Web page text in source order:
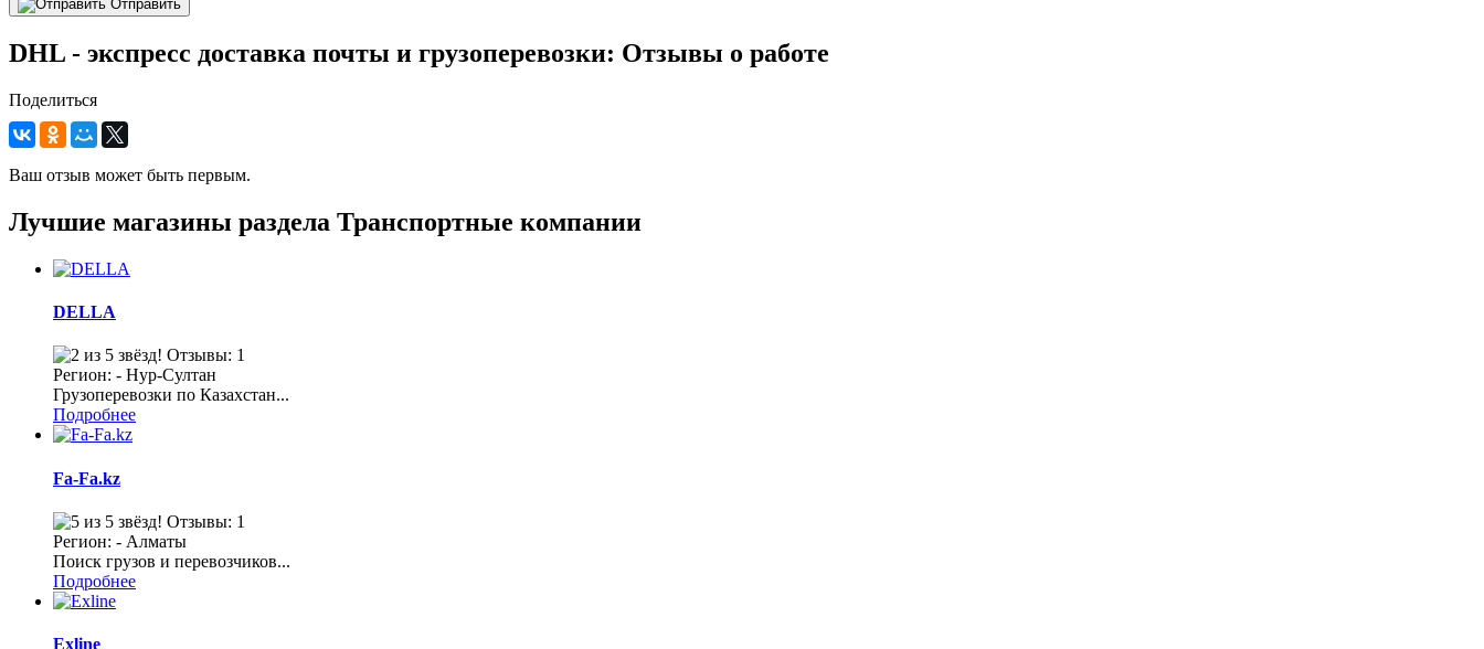
Отправить
DHL - экспресс доставка почты и грузоперевозки: Отзывы о работе
Поделиться
Ваш отзыв может быть первым.
Лучшие магазины раздела Транспортные компании
DELLA
Отзывы: 1
Регион: - Нур-Султан
Грузоперевозки по Казахстан...
Подробнее
Fa-Fa.kz
Отзывы: 1
Регион: - Алматы
Поиск грузов и перевозчиков...
Подробнее
Exline